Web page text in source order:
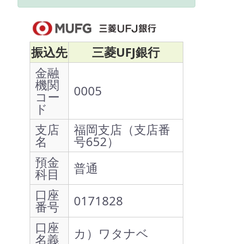
振込先
三菱UFJ銀行
金融
機関
コー
ド
0005
支店
名
福岡支店（支店番
号652）
預金
科目
普通
口座
番号
0171828
口座
名義
カ）ワタナベ